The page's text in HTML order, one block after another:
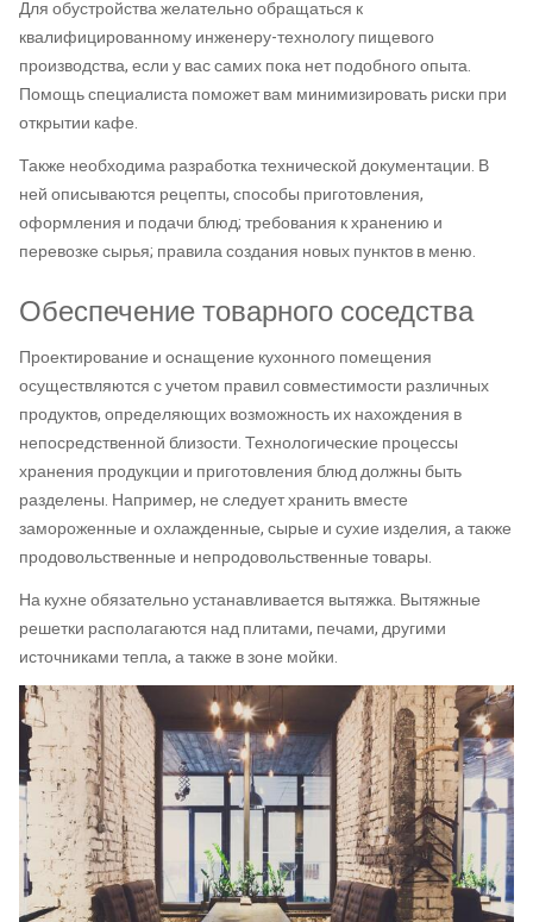
Для обустройства желательно обращаться к
квалифицированному инженеру-технологу пищевого
производства, если у вас самих пока нет подобного опыта.
Помощь специалиста поможет вам минимизировать риски при
открытии кафе.
Также необходима разработка технической документации. В
ней описываются рецепты, способы приготовления,
оформления и подачи блюд; требования к хранению и
перевозке сырья; правила создания новых пунктов в меню.
Обеспечение товарного соседства
Проектирование и оснащение кухонного помещения
осуществляются с учетом правил совместимости различных
продуктов, определяющих возможность их нахождения в
непосредственной близости. Технологические процессы
хранения продукции и приготовления блюд должны быть
разделены. Например, не следует хранить вместе
замороженные и охлажденные, сырые и сухие изделия, а также
продовольственные и непродовольственные товары.
На кухне обязательно устанавливается вытяжка. Вытяжные
решетки располагаются над плитами, печами, другими
источниками тепла, а также в зоне мойки.